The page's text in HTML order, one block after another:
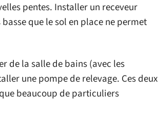
pentes. Installer un receveur
que le sol en place ne permet
de la salle de bains (avec les
une pompe de relevage. Ces deux
beaucoup de particuliers